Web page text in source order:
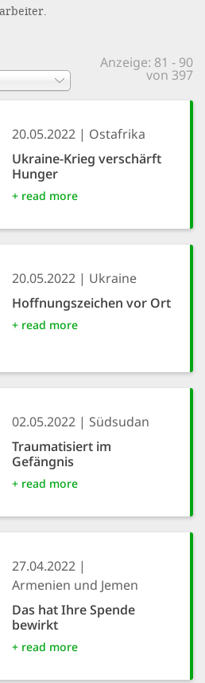
Anzeige: 81 - 90
von 397
20.05.2022
Ostafrika
Ukraine-Krieg verschärft
Hunger
+ read more
20.05.2022
Ukraine
Hoffnungszeichen vor Ort
+ read more
02.05.2022
Südsudan
Traumatisiert im
Gefängnis
+ read more
27.04.2022
Armenien und Jemen
Das hat Ihre Spende
bewirkt
+ read more
efficient,
gain new
for our
Imprint